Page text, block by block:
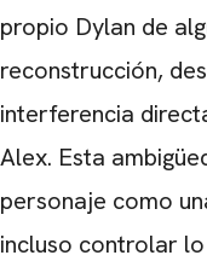
propio Dylan de
reconstrucción,
interferencia
Alex. Esta
personaje como
incluso controlar